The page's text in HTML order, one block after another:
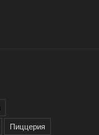
Пиццерия